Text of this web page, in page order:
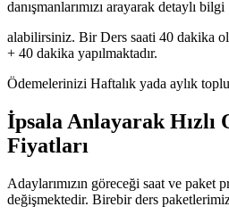
danışmanlarımızı arayarak detaylı bilgi
alabilirsiniz. Bir Ders saati 40 dakika
+ 40 dakika yapılmaktadır.
Ödemelerinizi Haftalık yada aylık
İpsala Anlayarak Hızlı
Fiyatları
Adaylarımızın göreceği saat ve paket
değişmektedir. Birebir ders